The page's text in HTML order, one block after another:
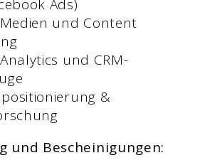
Ads)
und Content
und CRM-
&
und Bescheinigungen: